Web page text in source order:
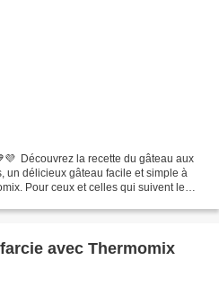
Découvrez la recette du gâteau aux
un délicieux gâteau facile et simple à
Pour ceux et celles qui suivent le
avec Thermomix